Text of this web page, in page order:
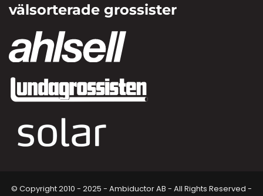
välsorterade grossister
© Copyright 2010 - 2025 - Ambiductor AB - All Rights Reserved -